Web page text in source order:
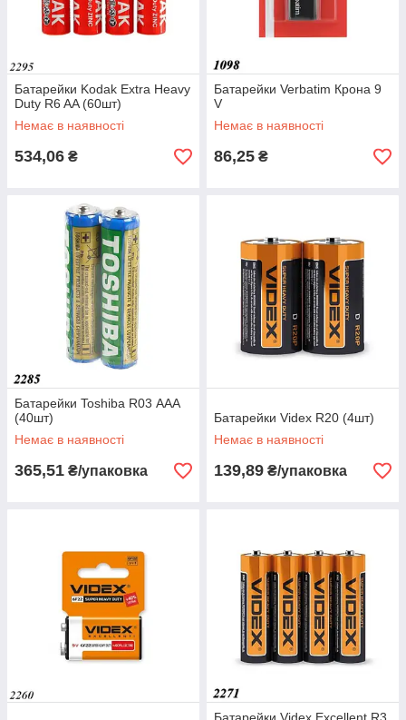
Батарейки Kodak Extra Heavy
Duty R6 AA (60шт)
Немає в наявності
534,06 ₴
Батарейки Verbatim Крона 9
V
Немає в наявності
86,25 ₴
Батарейки Toshiba R03 ААА
(40шт)
Немає в наявності
365,51 ₴/упаковка
Батарейки Videx R20 (4шт)
Немає в наявності
139,89 ₴/упаковка